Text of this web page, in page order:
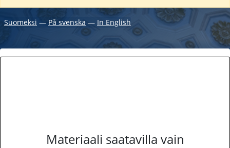
Suomeksi ― På svenska ― In English
Materiaali saatavilla vain